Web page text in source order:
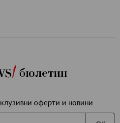
бюлетин
оферти и новини